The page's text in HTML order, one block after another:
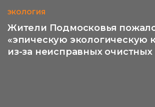
ЭКОЛОГИЯ
Жители Подмосковья
«эпическую экологическую
из-за неисправных очистных